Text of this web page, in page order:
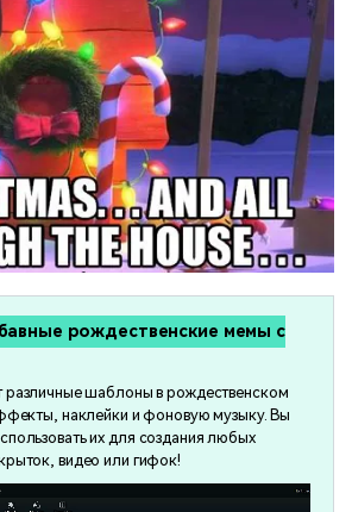
рождественские мемы с
различные шаблоны в рождественском
наклейки и фоновую музыку. Вы
их для создания любых
видео или гифок!